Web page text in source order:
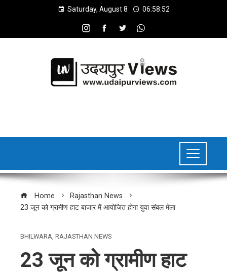
Saturday, August 8 06:58:53
Home
Rajasthan News
23 जून को ग्रामीण हाट बाजार में आयोजित होगा युवा संबल मेला
BHILWARA, RAJASTHAN NEWS
23 जून को ग्रामीण हाट